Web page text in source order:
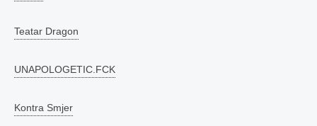
Teatar Dragon
UNAPOLOGETIC.FCK
Kontra Smjer